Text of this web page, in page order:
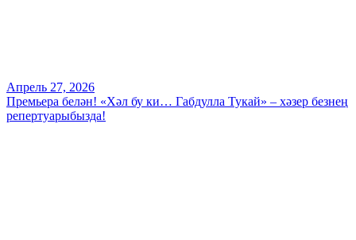
Апрель 27, 2026
Премьера белән! «Хәл бу ки… Габдулла Тукай» – хәзер безнең
репертуарыбызда!